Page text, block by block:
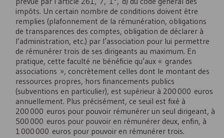
impôts. Un certain nombre de conditions doivent être
remplies (plafonnement de la rémunération, obligations
de transparences des comptes, obligation de déclarer à
l’administration, etc.) par l’association pour lui permettre
de rémunérer trois de ses dirigeants au maximum. En
pratique, cette faculté ne bénéficie qu’aux « grandes
associations », concrètement celles dont le montant des
ressources propres, hors financements publics
(subventions en particulier), est supérieur à 200 000 euros
annuellement. Plus précisément, ce seuil est fixé à
200 000 euros pour pouvoir rémunérer un seul dirigeant, à
500 000 euros pour pouvoir en rémunérer deux, enfin, à
1 000 000 euros pour pouvoir en rémunérer trois.